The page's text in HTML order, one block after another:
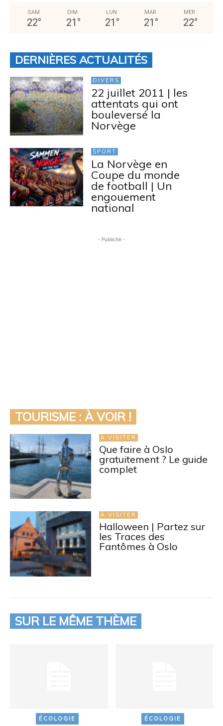
SAM
22°
DIM
21 °
LUN
21 °
MAR
21 °
MER
22°
DERNIÈRES ACTUALITÉS
DIVERS
22 juillet 2011 | les
attentats qui ont
bouleversé la
Norvège
SPORT
La Norvège en
Coupe du monde
de football | Un
engouement
national
- Publicité -
TOURISME : À VOIR !
À VISITER
Que faire à Oslo
gratuitement ? Le guide
complet
À VISITER
Halloween | Partez sur
les Traces des
Fantômes à Oslo
SUR LE MÊME THÈME
ÉCOLOGIE ÉCOLOGIE